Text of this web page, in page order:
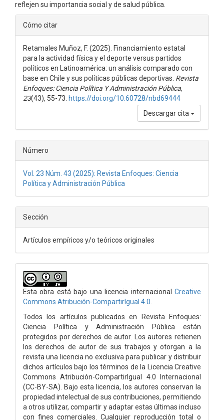
reflejen su importancia social y de salud pública.
Detalles
del
artículo
Cómo citar
Retamales Muñoz, F. (2025). Financiamiento estatal
para la actividad física y el deporte versus partidos
políticos en Latinoamérica: un análisis comparado con
base en Chile y sus políticas públicas deportivas. Revista
Enfoques: Ciencia Política Y Administración Pública,
23(43), 55-73. https://doi.org/10.60728/nbd69444
Descargar cita
Número
Vol. 23 Núm. 43 (2025): Revista Enfoques: Ciencia
Política y Administración Pública
Sección
Artículos empíricos y/o teóricos originales
Esta obra está bajo una licencia internacional Creative
Commons Atribución-CompartirIgual 4.0
Todos los artículos publicados en Revista Enfoques:
Ciencia Política y Administración Pública están
protegidos por derechos de autor. Los autores retienen
los derechos de autor de sus trabajos y otorgan a la
revista una licencia no exclusiva para publicar y distribuir
dichos artículos bajo los términos de la Licencia Creative
Commons Atribución-CompartirIgual 4.0 Internacional
(CC-BY-SA). Bajo esta licencia, los autores conservan la
propiedad intelectual de sus contribuciones, permitiendo
a otros utilizar, compartir y adaptar estas últimas incluso
con fines comerciales. Cualquier reproducción total o